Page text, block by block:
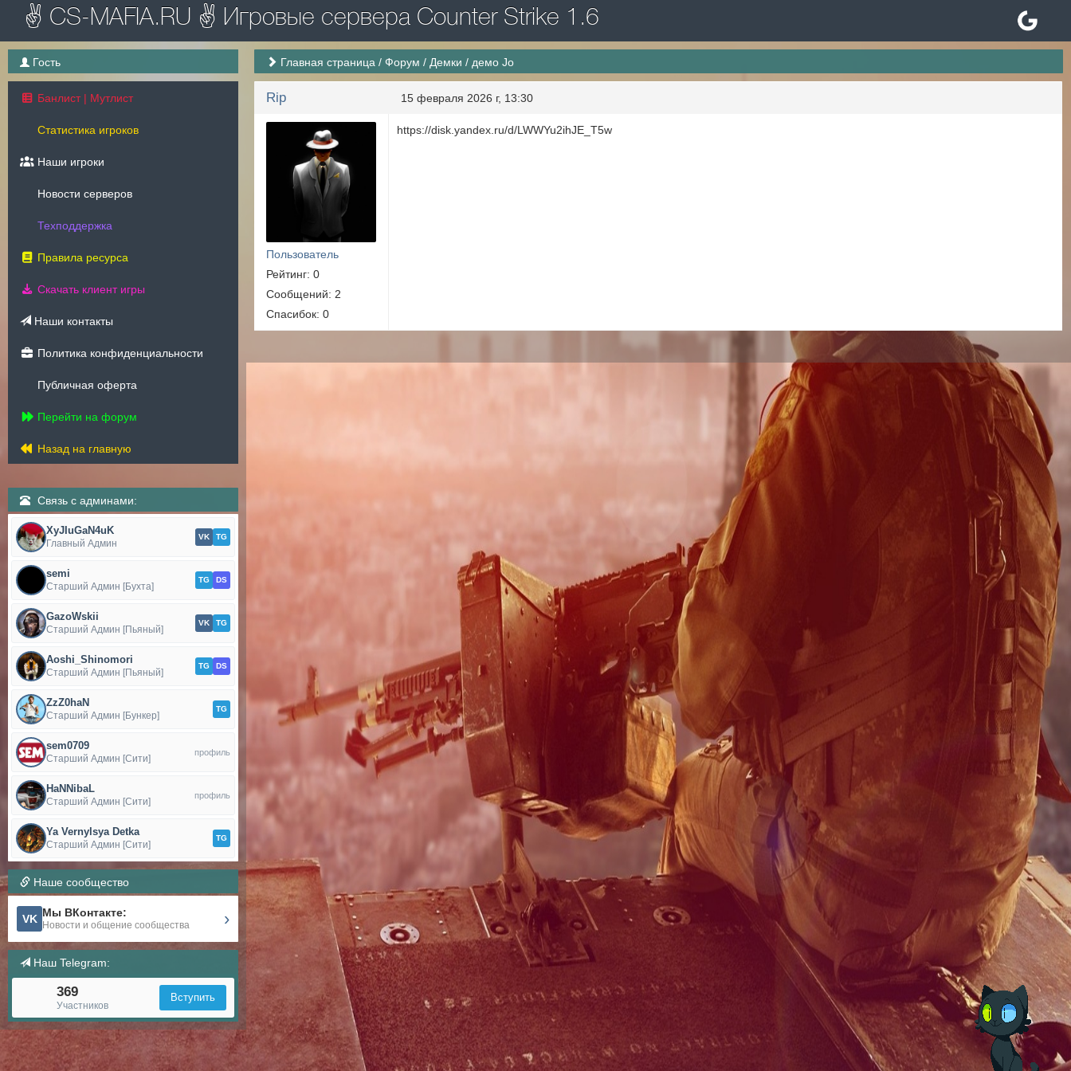
✌ CS-MAFIA.RU ✌ Игровые сервера Counter Strike 1.6
Гость
Банлист | Мутлист
Статистика игроков
Наши игроки
Новости серверов
Техподдержка
Правила ресурса
Скачать клиент игры
Наши контакты
Политика конфиденциальности
Публичная оферта
Перейти на форум
Назад на главную
Связь с админами:
XyJIuGaN4uK
Главный Админ
VK TG
semi
Старший Админ [Бухта]
TG DS
GazoWskii
Старший Админ [Пьяный]
VK TG
Aoshi_Shinomori
Старший Админ [Пьяный]
TG DS
ZzZ0haN
Старший Админ [Бункер]
TG
sem0709
Старший Админ [Сити]
профиль
HaNNibaL
Старший Админ [Сити]
профиль
Ya Vernylsya Detka
Старший Админ [Сити]
TG
Наше сообщество
VK Мы ВКонтакте:
Новости и общение сообщества ›
Наш Telegram:
369
Участников
Вступить
Главная страница /Форум / Демки / демо Jo
Rip 15 февраля 2026 г, 13:30
Пользователь
Рейтинг: 0
Сообщений: 2
Спасибок: 0
https://disk.yandex.ru/d/LWWYu2ihJE_T5w